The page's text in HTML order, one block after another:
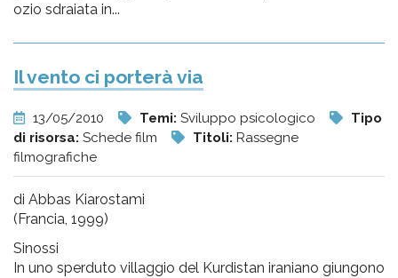
ozio sdraiata in...
Il vento ci porterà via
13/05/2010 Temi: Sviluppo psicologico
Tipo
di risorsa: Schede film Titoli: Rassegne
filmografiche
di Abbas Kiarostami
(Francia, 1999)
Sinossi
In uno sperduto villaggio del Kurdistan iraniano giungono